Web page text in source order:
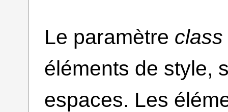
Le paramètre class
éléments de style,
espaces. Les